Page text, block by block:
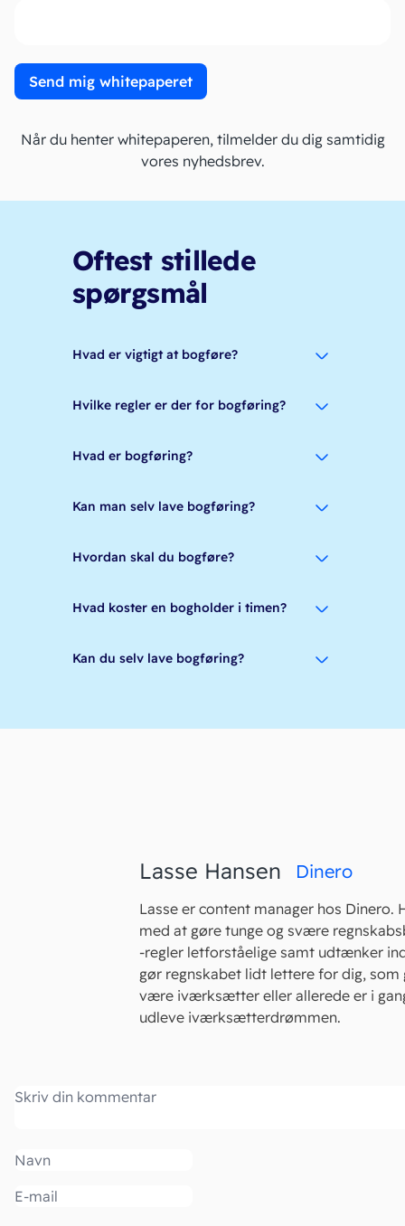
Send mig whitepaperet
Når du henter whitepaperen, tilmelder du dig samtidig
vores nyhedsbrev.
Oftest stillede
spørgsmål
Hvad er vigtigt at bogføre?
Hvilke regler er der for bogføring?
Hvad er bogføring?
Kan man selv lave bogføring?
Hvordan skal du bogføre?
Hvad koster en bogholder i timen?
Kan du selv lave bogføring?
Lasse Hansen Dinero
Lasse er content manager hos Dinero.
med at gøre tunge og svære
-regler letforståelige samt udtænker
gør regnskabet lidt lettere for dig, som
være iværksætter eller allerede er i
udleve iværksætterdrømmen.
Kommentar
Navn
Email